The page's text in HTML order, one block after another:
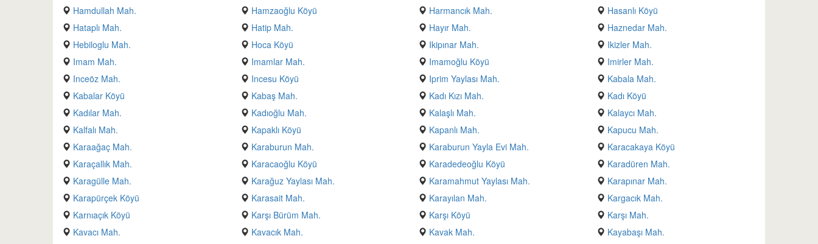
Hamdullah Mah.
Hamzaoğlu Köyü Harmancık Mah.
Hasanlı Köyü
Hataplı Mah.
Hatip Mah. Hayır Mah.
Haznedar Mah.
Hebiloglu Mah.
Hoca Köyü Ikipınar Mah.
Ikizler Mah.
Imam Mah.
Imamlar Mah. Imamoğlu Köyü
Imirler Mah.
Inceöz Mah.
Incesu Köyü Iprim Yaylası Mah.
Kabala Mah.
Kabalar Köyü
Kabaş Mah. Kadı Kızı Mah.
Kadı Köyü
Kadılar Mah.
Kadıoğlu Mah. Kalaşlı Mah.
Kalaycı Mah.
Kalfalı Mah.
Kapaklı Köyü Kapanlı Mah.
Kapucu Mah.
Karaağaç Mah.
Karaburun Mah. Karaburun Yayla Evi Mah.
Karacakaya Köyü
Karaçallık Mah.
Karacaoğlu Köyü Karadedeoğlu Köyü
Karadüren Mah.
Karagülle Mah.
Karağuz Yaylası Mah. Karamahmut Yaylası Mah.
Karapınar Mah.
Karapürçek Köyü
Karasait Mah. Karayılan Mah.
Kargacık Mah.
Karnıaçık Köyü
Karşı Bürüm Mah. Karşı Köyü
Karşı Mah.
Kavacı Mah.
Kavacık Mah. Kavak Mah.
Kayabaşı Mah.